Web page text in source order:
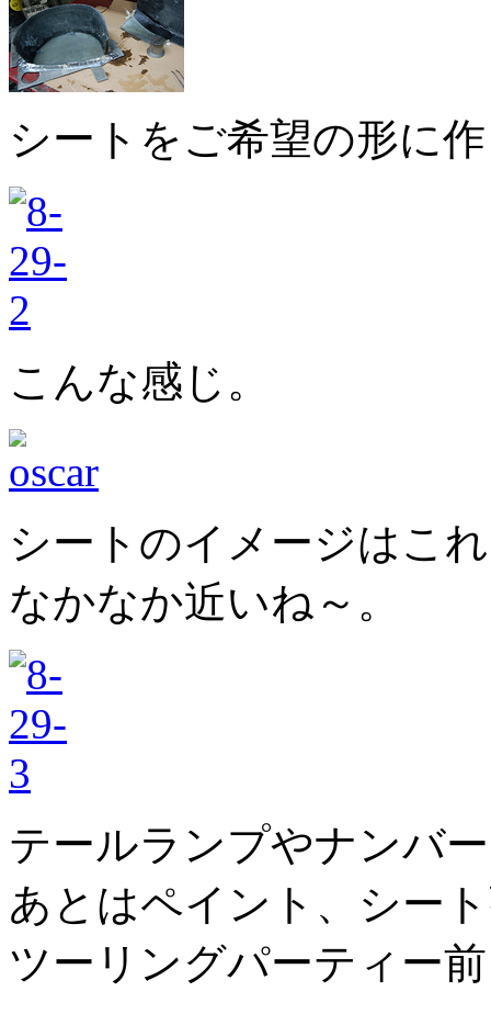
シートをご希望の形に
こんな感じ。
シートのイメージはこ
なかなか近いね～。
テールランプやナンバ
あとはペイント、シー
ツーリングパーティー